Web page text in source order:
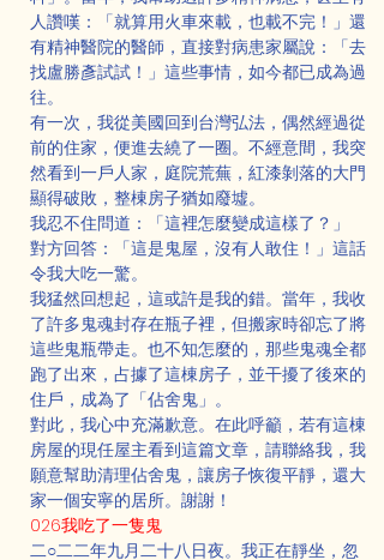
人讚嘆：「就算用火車來載，也載不完！」還
有精神醫院的醫師，直接對病患家屬說：「去
找盧勝彥試試！」這些事情，如今都已成為過
往。
有一次，我從美國回到台灣弘法，偶然經過從
前的住家，便進去繞了一圈。不經意間，我突
然看到一戶人家，庭院荒蕪，紅漆剝落的大門
顯得破敗，整棟房子猶如廢墟。
我忍不住問道：「這裡怎麼變成這樣了？」
對方回答：「這是鬼屋，沒有人敢住！」這話
令我大吃一驚。
我猛然回想起，這或許是我的錯。當年，我收
了許多鬼魂封存在瓶子裡，但搬家時卻忘了將
這些鬼瓶帶走。也不知怎麼的，那些鬼魂全都
跑了出來，占據了這棟房子，並干擾了後來的
住戶，成為了「佔舍鬼」。
對此，我心中充滿歉意。在此呼籲，若有這棟
房屋的現任屋主看到這篇文章，請聯絡我，我
願意幫助清理佔舍鬼，讓房子恢復平靜，還大
家一個安寧的居所。謝謝！
026我吃了一隻鬼
二○二二年九月二十八日夜。我正在靜坐，忽